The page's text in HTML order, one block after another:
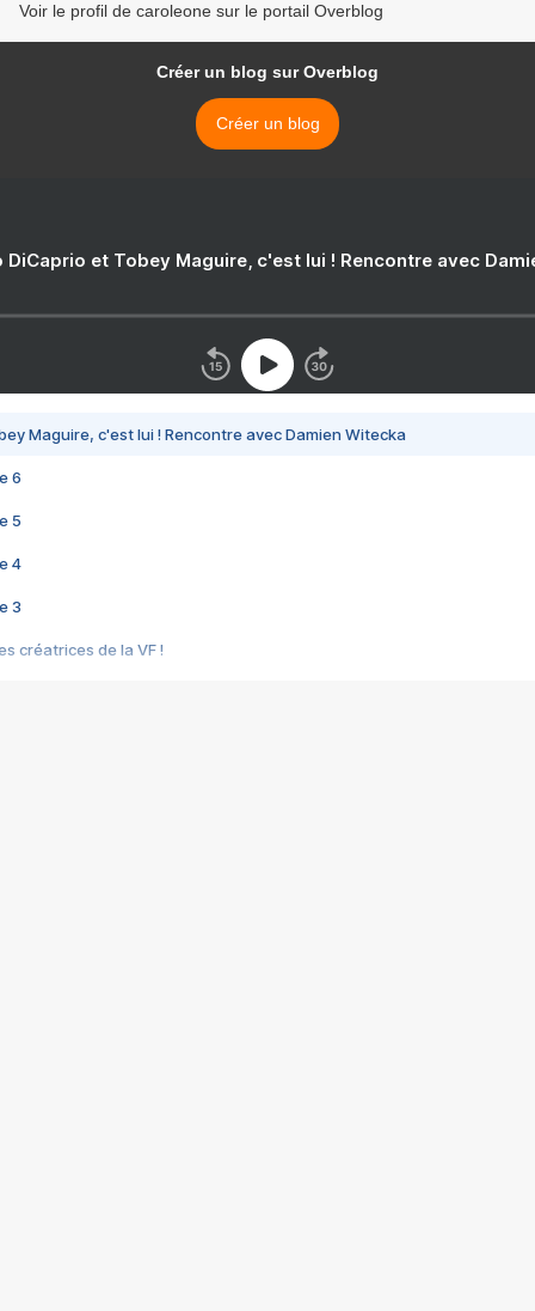
Voir le profil de caroleone sur le portail Overblog
Créer un blog sur Overblog
Créer un blog
DiCaprio et Tobey Maguire, c'est lui ! Rencontre avec
Maguire, c'est lui ! Rencontre avec Damien Witecka
6
5
4
3
créatrices de la VF !